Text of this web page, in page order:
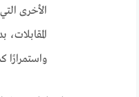
الأخرى
واستمرارًا